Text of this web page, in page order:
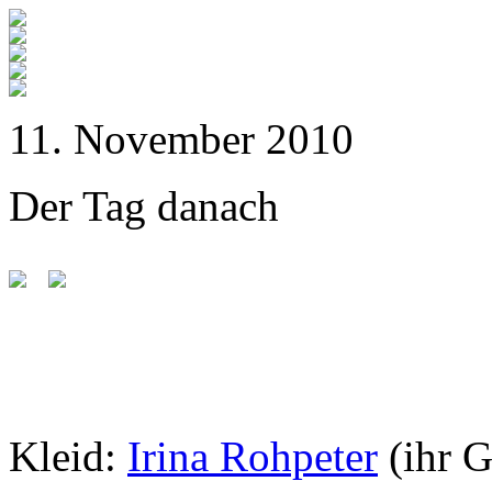
11. November 2010
Der Tag danach
Kleid: Irina Rohpeter (ihr